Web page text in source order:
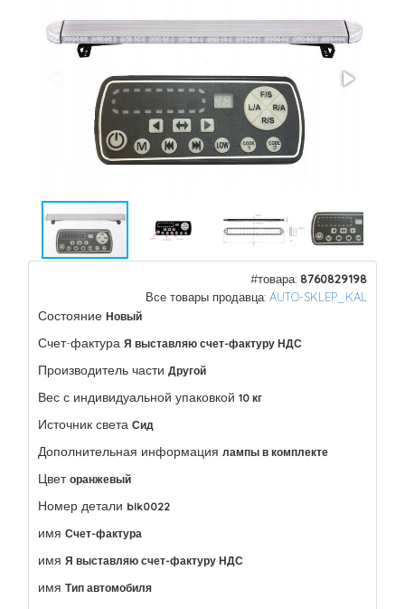
#товара: 8760829198
Все товары продавца: AUTO-SKLEP_KAL
Состояние Новый
Счет-фактура Я выставляю счет-фактуру НДС
Производитель части Другой
Вес с индивидуальной упаковкой 10 кг
Источник света Сид
Дополнительная информация лампы в комплекте
Цвет оранжевый
Номер детали blk0022
имя Счет-фактура
имя Я выставляю счет-фактуру НДС
имя Тип автомобиля